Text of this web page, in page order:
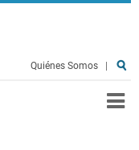
Quiénes Somos